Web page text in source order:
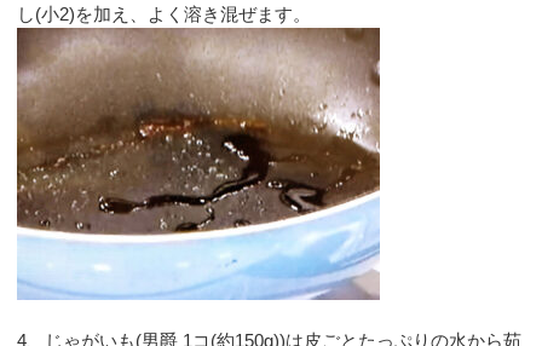
し(小2)を加え、よく溶き混ぜます。
4、じゃがいも(男爵 1コ(約150g))は皮ごとたっぷりの水から茹